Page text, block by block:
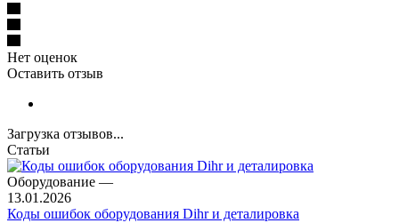
Нет оценок
Оставить отзыв
Загрузка отзывов...
Статьи
Оборудование —
13.01.2026
Коды ошибок оборудования Dihr и деталировка